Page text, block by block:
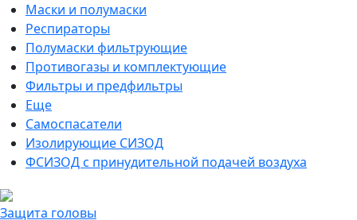
Маски и полумаски
Респираторы
Полумаски фильтрующие
Противогазы и комплектующие
Фильтры и предфильтры
Еще
Самоспасатели
Изолирующие СИЗОД
ФСИЗОД с принудительной подачей воздуха
Защита головы